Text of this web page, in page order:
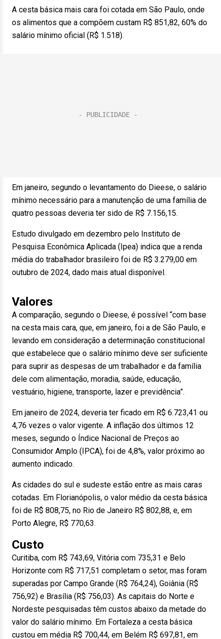
A cesta básica mais cara foi cotada em São Paulo, onde
os alimentos que a compõem custam R$ 851,82, 60% do
salário mínimo oficial (R$ 1.518).
Em janeiro, segundo o levantamento do Dieese, o salário
mínimo necessário para a manutenção de uma família de
quatro pessoas deveria ter sido de R$ 7.156,15.
Estudo divulgado em dezembro pelo Instituto de
Pesquisa Econômica Aplicada (Ipea) indica que a renda
média do trabalhador brasileiro foi de R$ 3.279,00 em
outubro de 2024, dado mais atual disponível.
Valores
A comparação, segundo o Dieese, é possível “com base
na cesta mais cara, que, em janeiro, foi a de São Paulo, e
levando em consideração a determinação constitucional
que estabelece que o salário mínimo deve ser suficiente
para suprir as despesas de um trabalhador e da família
dele com alimentação, moradia, saúde, educação,
vestuário, higiene, transporte, lazer e previdência”.
Em janeiro de 2024, deveria ter ficado em R$ 6.723,41 ou
4,76 vezes o valor vigente. A inflação dos últimos 12
meses, segundo o Índice Nacional de Preços ao
Consumidor Amplo (IPCA), foi de 4,8%, valor próximo ao
aumento indicado.
As cidades do sul e sudeste estão entre as mais caras
cotadas. Em Florianópolis, o valor médio da cesta básica
foi de R$ 808,75, no Rio de Janeiro R$ 802,88, e, em
Porto Alegre, R$ 770,63.
Custo
Curitiba, com R$ 743,69, Vitória com 735,31 e Belo
Horizonte com R$ 717,51 completam o setor, mas foram
superadas por Campo Grande (R$ 764,24), Goiânia (R$
756,92) e Brasília (R$ 756,03). As capitais do Norte e
Nordeste pesquisadas têm custos abaixo da metade do
valor do salário mínimo. Em Fortaleza a cesta básica
custou em média R$ 700,44, em Belém R$ 697,81, em